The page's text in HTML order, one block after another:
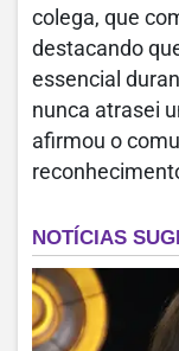
colega, que
destacando
essencial
nunca atrasei
afirmou o